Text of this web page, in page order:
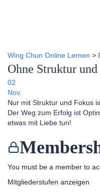
Wing Chun Online Lernen >
Ohne Struktur
02
Nov.
Nur mit Struktur und Fokus
Der Weg zum Erfolg ist
etwas mit Liebe tun!
You must be a member to
Mitgliederstufen anzeigen